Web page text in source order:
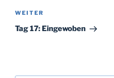
Nächster
Beitrag
WEITER
Tag 17: Eingewoben